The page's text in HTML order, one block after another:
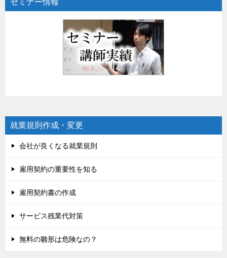
セミナー情報
就業規則作成・変更
会社が良くなる就業規則
雇用契約の重要性を知る
雇用契約書の作成
サービス残業代対策
無料の雛形は危険なの？